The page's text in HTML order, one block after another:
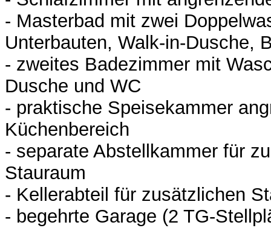
- Masterbad mit zwei
Unterbauten, Walk-in-Dusche,
- zweites Badezimmer mit
Dusche und WC
- praktische Speisekammer
Küchenbereich
- separate Abstellkammer für
Stauraum
- Kellerabteil für zusätzlichen
- begehrte Garage (2 TG-